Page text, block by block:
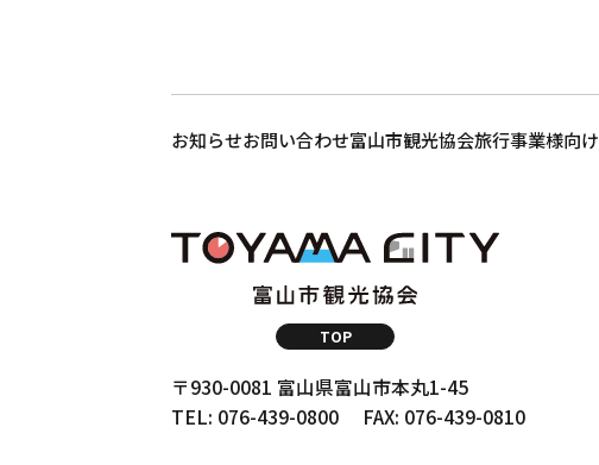
お知らせお問い合わせ富山市観光協会旅行事業様向け
TOP
〒930-0081 富山県富山市本丸1-45
TEL: 076-439-0800
FAX: 076-439-0810